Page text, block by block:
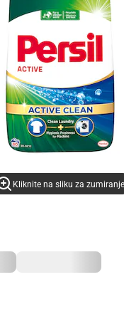
Kliknite na sliku za zumiranje